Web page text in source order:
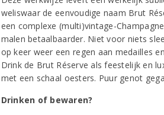
weliswaar de eenvoudige naam Brut
een complexe (multi)vintage-
malen betaalbaarder. Niet voor niets
op keer weer een regen aan medailles
Drink de Brut Réserve als feestelijk en
met een schaal oesters. Puur genot
Drinken of bewaren?